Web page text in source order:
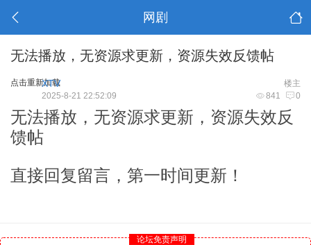
网剧
无法播放，无资源求更新，资源失效反馈帖
点击重新加载 楼主
XTV
841 0
2025-8-21 22:52:09
无法播放，无资源求更新，资源失效反
馈帖
直接回复留言，第一时间更新！
论坛免责声明